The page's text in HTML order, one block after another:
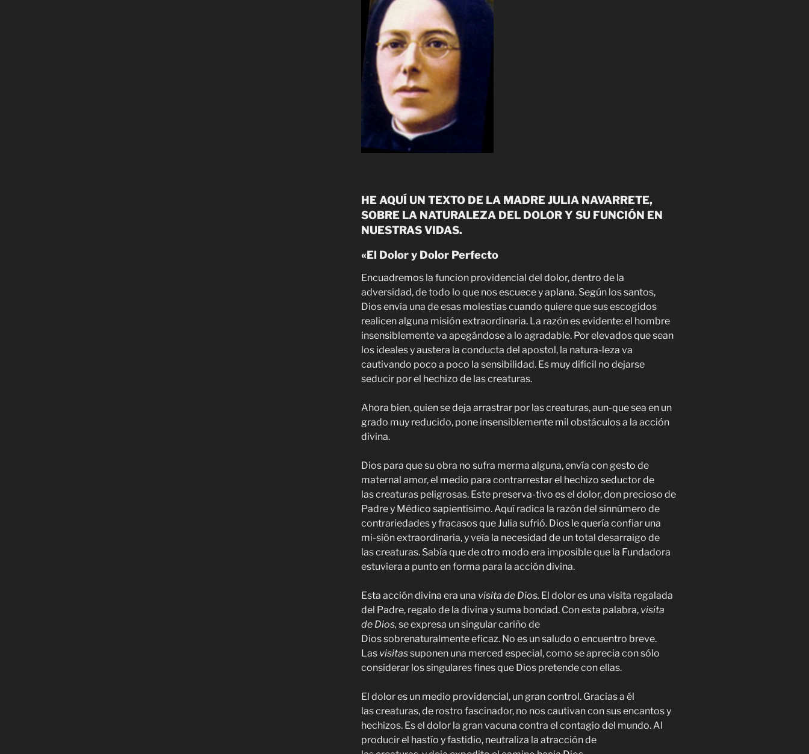
HE AQUÍ UN TEXTO DE LA MADRE JULIA NAVARRETE,
SOBRE LA NATURALEZA DEL DOLOR Y SU FUNCIÓN EN
NUESTRAS VIDAS.
«El Dolor y Dolor Perfecto
Encuadremos la funcion providencial del dolor, dentro de la
adversidad, de todo lo que nos escuece y aplana. Según los santos,
Dios envía una de esas molestias cuando quiere que sus escogidos
realicen alguna misión extraordinaria. La razón es evidente: el hombre
insensiblemente va apegándose a lo agradable. Por elevados que sean
los ideales y austera la conducta del apostol, la natura-leza va
cautivando poco a poco la sensibilidad. Es muy difícil no dejarse
seducir por el hechizo de lascreaturas.
Ahora bien, quien se deja arrastrar por lascreaturas,aun-que sea en un
grado muy reducido, pone insensiblemente mil obstáculos a la acción
divina.
Dios para que su obra no sufra merma alguna, envía con gesto de
maternal amor, el medio para contrarrestar el hechizo seductor de
lascreaturas peligrosas. Este preserva-tivo es el dolor, don precioso de
Padre y Médico sapientísimo. Aquí radica la razón del sinnúmero de
contrariedades y fracasos que Julia sufrió. Dios le quería confiar una
mi-sión extraordinaria, y veía la necesidad de un total desarraigo de
lascreaturas. Sabía que de otro modo era imposible que la Fundadora
estuviera a punto en forma para la acción divina.
Esta acción divina era una visita de Dios. El dolor es una visita regalada
del Padre, regalo de la divina y suma bondad. Con esta palabra, visita
de Dios, se expresa un singular cariño de
Diossobrenaturalmenteeficaz. No es un saludo o encuentro breve.
Las visitassuponen una merced especial, como se aprecia con sólo
considerar los singulares fines que Dios pretende con ellas.
El dolor es un medio providencial, un gran control. Gracias a él
lascreaturas,de rostro fascinador, no nos cautivan con sus encantos y
hechizos. Es el dolor la gran vacuna contra el contagio del mundo. Al
producir el hastío y fastidio, neutraliza la atracción de